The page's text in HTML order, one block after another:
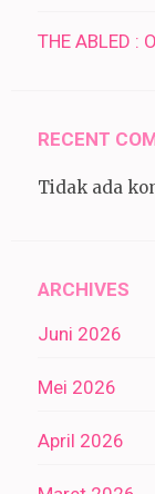
THE ABLED :
RECENT
Tidak ada
ARCHIVES
Juni 2026
Mei 2026
April 2026